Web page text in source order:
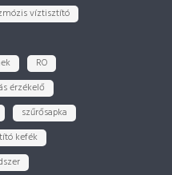
víztisztító
RO
érzékelő
szűrősapka
kefék